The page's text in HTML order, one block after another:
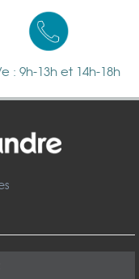
: 9h-13h et 14h-18h